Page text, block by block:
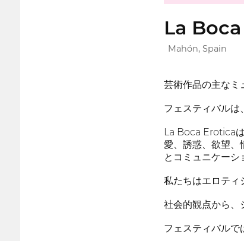
La
Mahón, Spain
芸術作品の主なミ
フェスティバルは
La Boca Erotica
愛、誘惑、欲望、
とコミュニケーシ
私たちはエロティ
社会的観点から、
フェスティバルで